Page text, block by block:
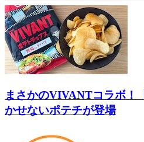
まさかのVIVANTコラボ！
かせないポテチが登場